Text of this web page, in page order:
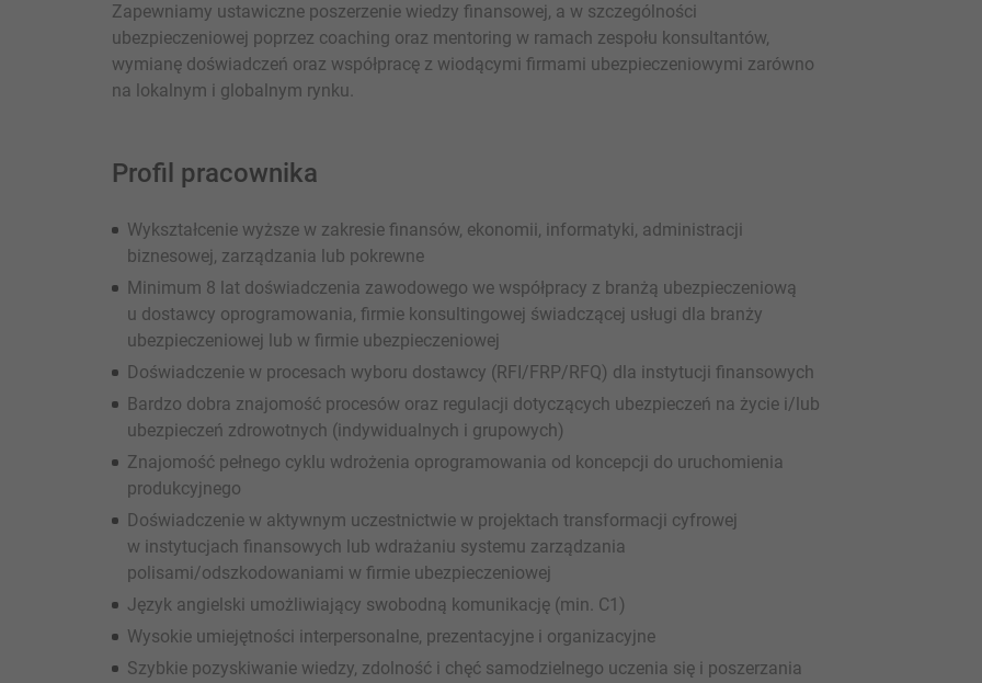
Zapewniamy ustawiczne poszerzenie wiedzy finansowej, a w szczególności
ubezpieczeniowej poprzez coaching oraz mentoring w ramach zespołu konsultantów,
wymianę doświadczeń oraz współpracę z wiodącymi firmami ubezpieczeniowymi zarówno
na lokalnym i globalnym rynku.
Profil pracownika
Wykształcenie wyższe w zakresie finansów, ekonomii, informatyki, administracji
biznesowej, zarządzania lub pokrewne
Minimum 8 lat doświadczenia zawodowego we współpracy z branżą ubezpieczeniową
u dostawcy oprogramowania, firmie konsultingowej świadczącej usługi dla branży
ubezpieczeniowej lub w firmie ubezpieczeniowej
Doświadczenie w procesach wyboru dostawcy (RFI/FRP/RFQ) dla instytucji finansowych
Bardzo dobra znajomość procesów oraz regulacji dotyczących ubezpieczeń na życie i/lub
ubezpieczeń zdrowotnych (indywidualnych i grupowych)
Znajomość pełnego cyklu wdrożenia oprogramowania od koncepcji do uruchomienia
produkcyjnego
Doświadczenie w aktywnym uczestnictwie w projektach transformacji cyfrowej
w instytucjach finansowych lub wdrażaniu systemu zarządzania
polisami/odszkodowaniami w firmie ubezpieczeniowej
Język angielski umożliwiający swobodną komunikację (min. C1)
Wysokie umiejętności interpersonalne, prezentacyjne i organizacyjne
Szybkie pozyskiwanie wiedzy, zdolność i chęć samodzielnego uczenia się i poszerzania